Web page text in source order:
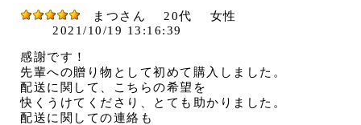
まつさん 20代
女性
2021/10/19 13:16:39
感謝です！
先輩への贈り物として初めて購入しました。
配送に関して、こちらの希望を
快くうけてくださり、とても助かりました。
配送に関しての連絡も